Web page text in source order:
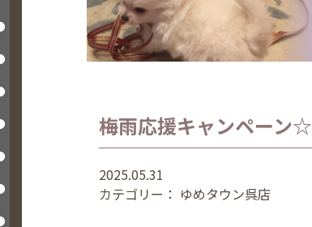
梅雨応援キャンペーン☆
2025.05.31
カテゴリー： ゆめタウン呉店